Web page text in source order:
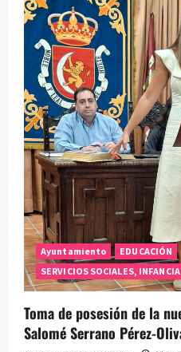
d
e
n
t
r
a
d
a
s
Ayuntamiento
EDUCACIÓN
SERVICIOS SOCIALES, INFANCIA
Toma de posesión de la
Salomé Serrano Pérez-